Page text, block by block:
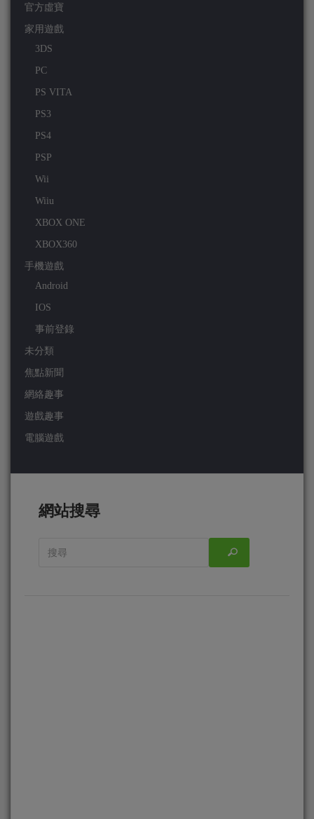
官方虛寶
家用遊戲
3DS
PC
PS VITA
PS3
PS4
PSP
Wii
Wiiu
XBOX ONE
XBOX360
手機遊戲
Android
IOS
事前登錄
未分類
焦點新聞
網絡趣事
遊戲趣事
電腦遊戲
網站搜尋